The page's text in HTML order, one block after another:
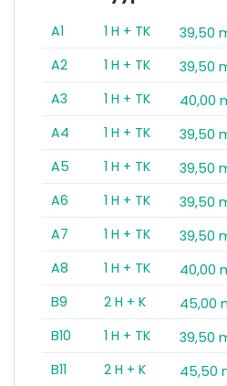
A1 1 H + TK 39,50
A2
1 H + TK 39,50
A3
1 H + TK 40,00
A4
1 H + TK 39,50
A5
1 H + TK 39,50
A6
1 H + TK 39,50
A7
1 H + TK 39,50
A8
1 H + TK 40,00
B9
2 H + K 45,00
B10
1 H + TK 39,50
B11
2 H + K 45,50